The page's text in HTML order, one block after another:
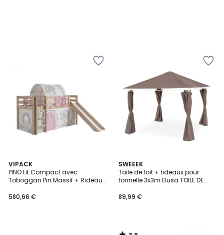
VIPACK
PINO Lit Compact avec
Toboggan Pin Massif + Rideau,
580,66 €
SWEEEK
Toile de toit + rideaux pour
tonnelle 3x3m Elusa TOILE DE
3X3M ELUSA
89,99 €
3,8
/ 5
2
Couleurs